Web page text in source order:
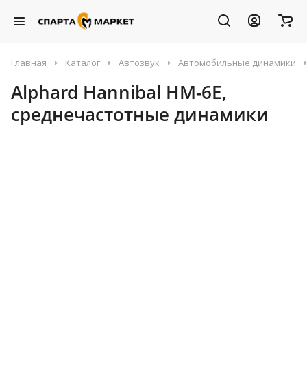
Главная Каталог Автозвук Автомобильные динамики
Alphard Hannibal HM-6E,
среднечастотные динамики